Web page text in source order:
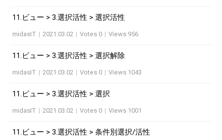
11.ビュー > 3.選択活性 > 選択活性
midasIT | 2021.03.02 | Votes 0 | Views 956
11.ビュー > 3.選択活性 > 選択解除
midasIT | 2021.03.02 | Votes 0 | Views 1043
11.ビュー > 3.選択活性 > 選択
midasIT | 2021.03.02 | Votes 0 | Views 1001
11.ビュー > 3.選択活性 > 条件別選択/活性